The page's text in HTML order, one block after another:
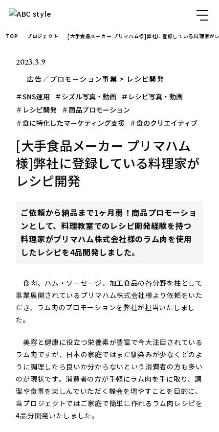
TOP プロジェクト [大手食品メーカー プリマハム様]弊社に登録している料理家が
2023.3.9
広告／プロモーション事業
レシピ開発
＃SNS運用
＃シズル写真・動画 ＃レシピ写真・動画
＃レシピ開発 ＃商品プロモーション
＃食に特化したマーケティング支援 ＃食のクリエイティブ
[大手食品メーカー プリマハム
様]弊社に登録している料理家が
レシピ開発
ご依頼から納品まで1ヶ月弱！商品プロモーショ
ンとして、料理教室でのレシピ開発経験を持つ
料理家がプリマハム株式会社様のラム肉を使用
したレシピを4品開発しました。
食肉、ハム・ソーセージ、加工食品の各分野を柱として
事業展開されているプリマハム株式会社様より依頼をいた
だき、ラム肉のプロモーションを弊社が担当いたしまし
た。
美容と健康に役立つ栄養素が豊富で今大注目されている
ラム肉ですが、日本の家庭ではまだ馴染みが少なくどのよ
うに調理したら良いか分からないという消費者の方も多い
のが現状です。消費者の方が手軽にラム肉を手に取り、調
理や食事を楽しんでいただく機会を増やすことを目的に、
当プロジェクトではご家庭で簡単に作れるラム肉レシピを
4品分開発いたしました。